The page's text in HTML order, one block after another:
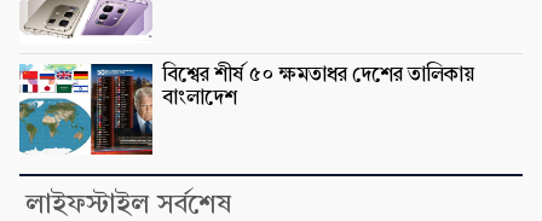
বিশ্বের শীর্ষ ৫০ ক্ষমতাধর দেশের তালিকায়
বাংলাদেশ
লাইফস্টাইল সর্বশেষ